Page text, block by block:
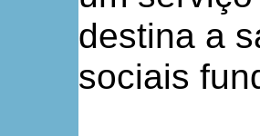
destina a
sociais